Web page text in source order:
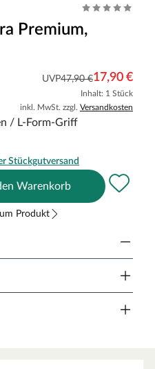
Premium,
UVP47,90 €17,90 €
Inhalt: 1 Stück
inkl. MwSt. zzgl. Versandkosten
/ L-Form-Griff
Stückgutversand
Warenkorb
Produkt
Edelstahl